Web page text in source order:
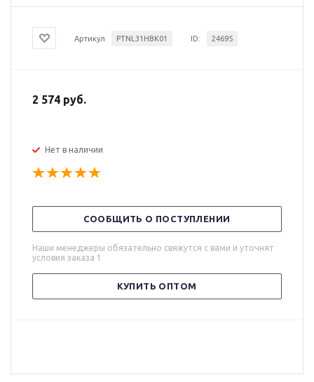
Артикул PTNL31HBK01 ID: 24695
2 574 руб.
Нет в наличии
СООБЩИТЬ О ПОСТУПЛЕНИИ
Наши менеджеры обязательно свяжутся с вами и уточнят
условия заказа 1
КУПИТЬ ОПТОМ